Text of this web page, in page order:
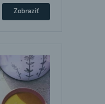
Zobraziť